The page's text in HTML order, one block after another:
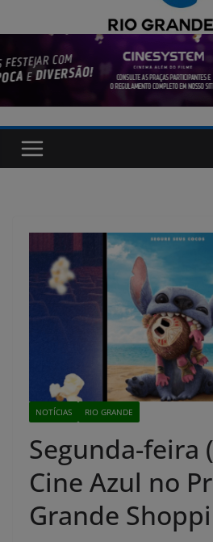
NOTÍCIAS RIO GRANDE
Segunda-feira
Cine Azul no
Grande